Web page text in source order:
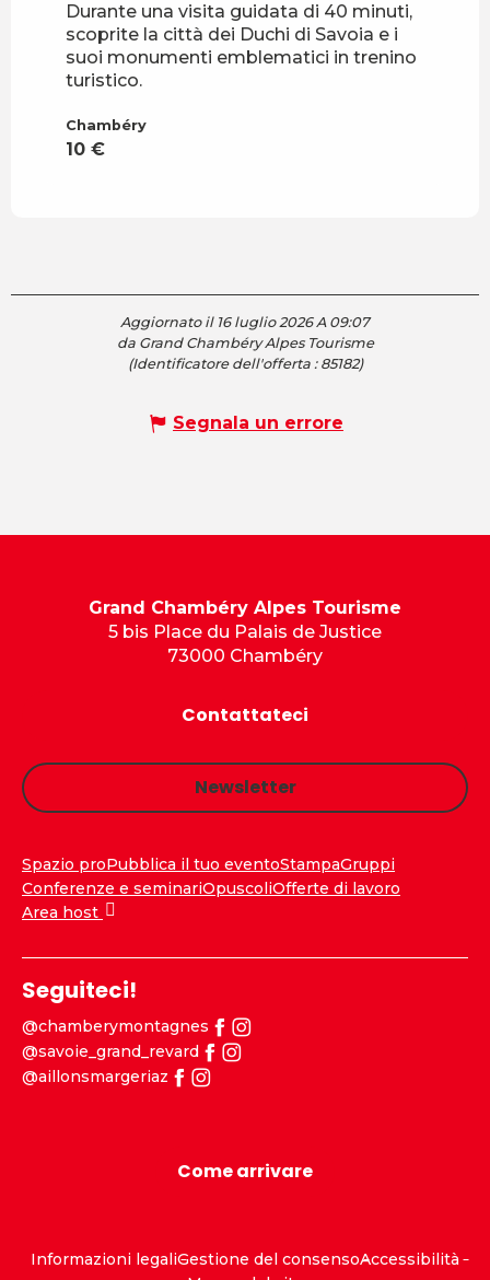
10 €
Durante una visita guidata di 40 minuti,
scoprite la città dei Duchi di Savoia e i
suoi monumenti emblematici in trenino
turistico.
Chambéry
Aggiornato il 16 luglio 2026 A 09:07
da Grand Chambéry Alpes Tourisme
(Identificatore dell'offerta : 85182)
Segnala un errore
Grand Chambéry Alpes Tourisme
5 bis Place du Palais de Justice
73000 Chambéry
Contattateci
Newsletter
Spazio proPubblica il tuo eventoStampaGruppi
Conferenze e seminariOpuscoliOfferte di lavoro
Area host
Seguiteci!
@chamberymontagnes
@savoie_grand_revard
@aillonsmargeriaz
Come arrivare
Informazioni legaliGestione del consensoAccessibilità